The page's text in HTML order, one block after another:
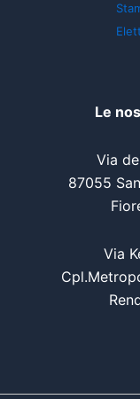
Le
Via
87055
Via